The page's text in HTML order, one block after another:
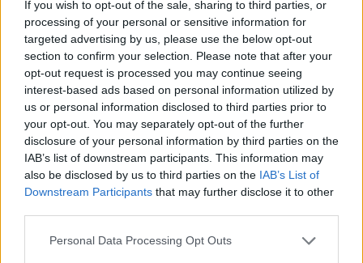
If you wish to opt-out of the sale, sharing to third parties, or
processing of your personal or sensitive information for
targeted advertising by us, please use the below opt-out
section to confirm your selection. Please note that after your
opt-out request is processed you may continue seeing
interest-based ads based on personal information utilized by
us or personal information disclosed to third parties prior to
your opt-out. You may separately opt-out of the further
disclosure of your personal information by third parties on the
IAB’s list of downstream participants. This information may
also be disclosed by us to third parties on the IAB’s List of
Downstream Participants that may further disclose it to other
Personal Data Processing Opt Outs
SOUVISEJÍCÍ ČLÁNKY
VÍCE OD AUTORA
Rožmitálsko
Rožmitálští hasiči sbírají ocenění
i reprezentují město doma i v zahraničí
Rožmitálský zámek představí obrazy
Ivana Bukovského. Vernisáž doplní
koncert i fotografická výstava
Rožmitál opravuje chodníky i silnice, nové